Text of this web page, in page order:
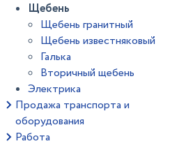
Щебень
Щебень гранитный
Щебень известняковый
Галька
Вторичный щебень
Электрика
Продажа транспорта и
оборудования
Работа